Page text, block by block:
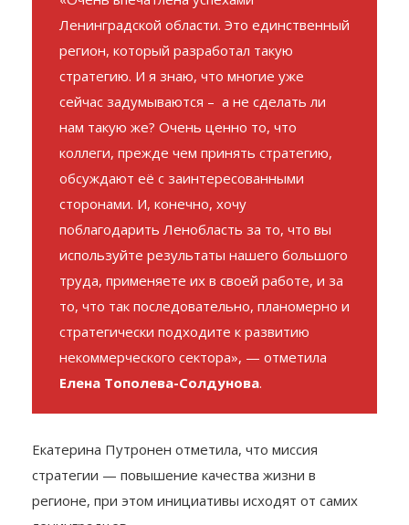
«Очень впечатлена успехами
Ленинградской области. Это единственный
регион, который разработал такую
стратегию. И я знаю, что многие уже
сейчас задумываются – а не сделать ли
нам такую же? Очень ценно то, что
коллеги, прежде чем принять стратегию,
обсуждают её с заинтересованными
сторонами. И, конечно, хочу
поблагодарить Ленобласть за то, что вы
используйте результаты нашего большого
труда, применяете их в своей работе, и за
то, что так последовательно, планомерно и
стратегически подходите к развитию
некоммерческого сектора», — отметила
Екатерина Путронен отметила, что миссия
стратегии — повышение качества жизни в